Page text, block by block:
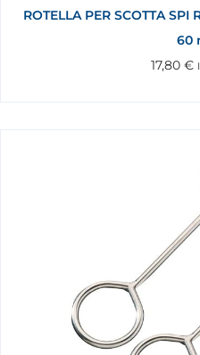
ROTELLA PER SCOTTA SPI
60
17,80 €